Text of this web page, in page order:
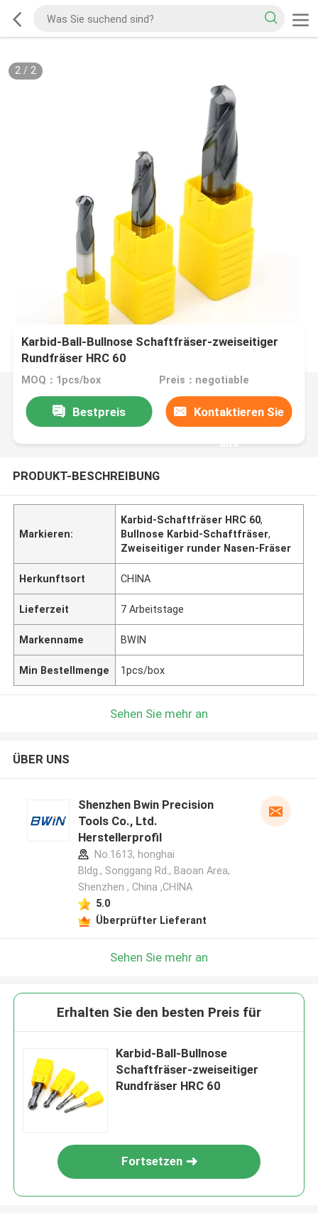
2/ 2
Karbid-Ball-Bullnose Schaftfräser-zweiseitiger
Rundfräser HRC 60
MOQ：1pcs/box Preis：negotiable
Bestpreis Kontaktieren Sie
uns
PRODUKT-BESCHREIBUNG
Markieren:
Karbid-Schaftfräser HRC 60,
Bullnose Karbid-Schaftfräser,
Zweiseitiger runder Nasen-Fräser
Herkunftsort CHINA
Lieferzeit 7 Arbeitstage
Markenname BWIN
Min Bestellmenge 1pcs/box
Sehen Sie mehr an
ÜBER UNS
Shenzhen Bwin Precision
Tools Co., Ltd.
Herstellerprofil
No.1613, honghai
Bldg., Songgang Rd., Baoan Area,
Shenzhen , China ,CHINA
5.0
Überprüfter Lieferant
Sehen Sie mehr an
Erhalten Sie den besten Preis für
Karbid-Ball-Bullnose
Schaftfräser-zweiseitiger
Rundfräser HRC 60
Fortsetzen